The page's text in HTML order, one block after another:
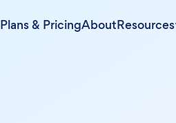
Plans & PricingAboutResources